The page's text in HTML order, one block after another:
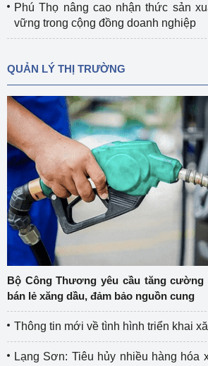
Phú Thọ nâng cao nhận thức sản
vững trong cộng đồng doanh nghiệp
QUẢN LÝ THỊ TRƯỜNG
Bộ Công Thương yêu cầu tăng cường
bán lẻ xăng dầu, đảm bảo nguồn cung
Thông tin mới về tình hình triển khai
Lạng Sơn: Tiêu hủy nhiều hàng hóa